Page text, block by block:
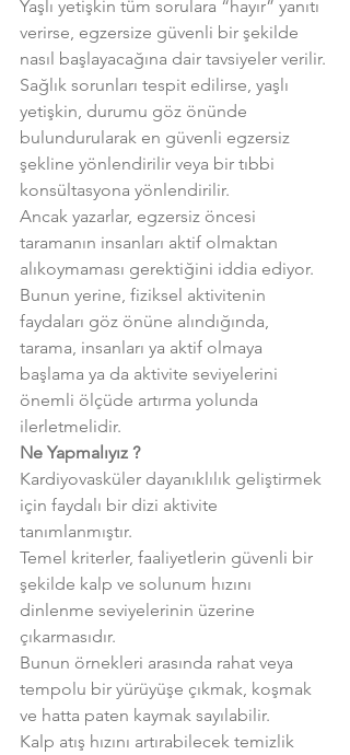
Yaşlı yetişkin tüm sorulara “hayır” yanıtı
verirse, egzersize güvenli bir şekilde
nasıl başlayacağına dair tavsiyeler verilir.
Sağlık sorunları tespit edilirse, yaşlı
yetişkin, durumu göz önünde
bulundurularak en güvenli egzersiz
şekline yönlendirilir veya bir tıbbi
konsültasyona yönlendirilir.
Ancak yazarlar, egzersiz öncesi
taramanın insanları aktif olmaktan
alıkoymaması gerektiğini iddia ediyor.
Bunun yerine, fiziksel aktivitenin
faydaları göz önüne alındığında,
tarama, insanları ya aktif olmaya
başlama ya da aktivite seviyelerini
önemli ölçüde artırma yolunda
ilerletmelidir.
Ne Yapmalıyız ?
Kardiyovasküler dayanıklılık geliştirmek
için faydalı bir dizi aktivite
tanımlanmıştır.
Temel kriterler, faaliyetlerin güvenli bir
şekilde kalp ve solunum hızını
dinlenme seviyelerinin üzerine
çıkarmasıdır.
Bunun örnekleri arasında rahat veya
tempolu bir yürüyüşe çıkmak, koşmak
ve hatta paten kaymak sayılabilir.
Kalp atış hızını artırabilecek temizlik